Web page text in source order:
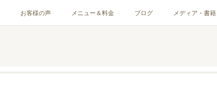
お客様の声 メニュー＆料金 ブログ メディア・書籍